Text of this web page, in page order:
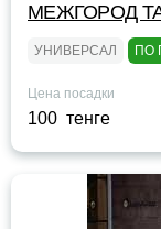
МЕЖГОРОД
УНИВЕРСАЛ ПО
Цена посадки
100 тенге